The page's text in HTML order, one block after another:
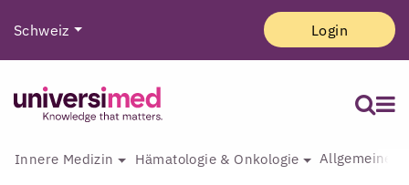
Schweiz Login
Innere Medizin Hämatologie & Onkologie Allgemeine